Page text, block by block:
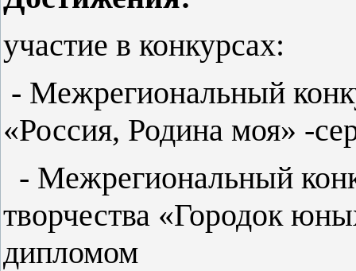
участие в конкурсах:
- Межрегиональный
«Россия, Родина моя» -
- Межрегиональный
творчества «Городок
дипломом